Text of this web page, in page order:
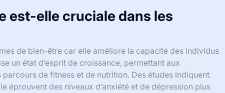
est-elle cruciale dans les
de bien-être car elle améliore la capacité des individus
un état d’esprit de croissance, permettant aux
de fitness et de nutrition. Des études indiquent
éprouvent des niveaux d’anxiété et de dépression plus